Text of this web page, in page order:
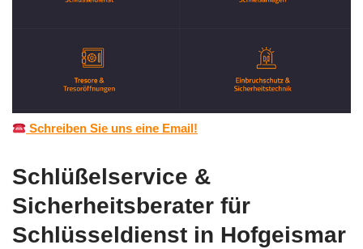
Schreiben Sie uns eine Email!
Schlüßelservice &
Sicherheitsberater für
Schlüsseldienst in Hofgeismar